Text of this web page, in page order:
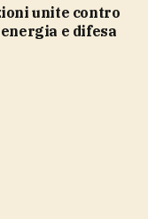
e difesa